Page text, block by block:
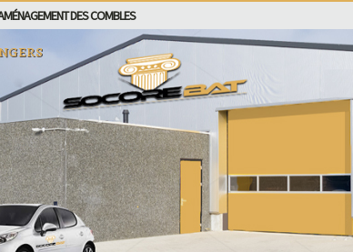
DES COMBLES